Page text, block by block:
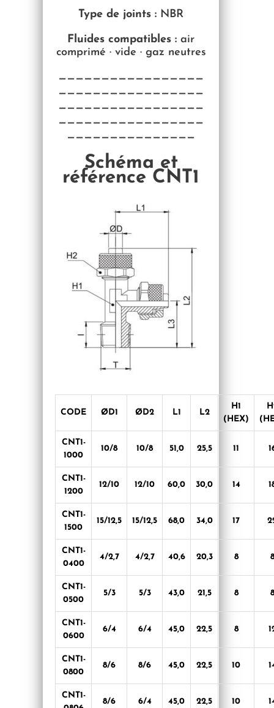
Type de joints : NBR
Fluides compatibles : air
comprimé · vide · gaz neutres
—————————————————
—————————————————
—————————————————
—————————————————
———————————————
Schéma et
référence CNT1
CODE ØD1 ØD2 L1 L2
H1
(HEX)
CNT1-
1000
10/8 10/8 51,0 25,5 11
CNT1-
1200
12/10 12/10 60,0 30,0 14
CNT1-
1500
15/12,5 15/12,5 68,0 34,0 17
CNT1-
0400
4/2,7 4/2,7 40,6 20,3 8 8
CNT1-
0500
5/3 5/3 43,0 21,5 8 8
CNT1-
0600
6/4 6/4 45,0 22,5 8
CNT1-
0800
8/6 8/6 45,0 22,5 10
CNT1-
8/6 6/4 45,0 22,5 10